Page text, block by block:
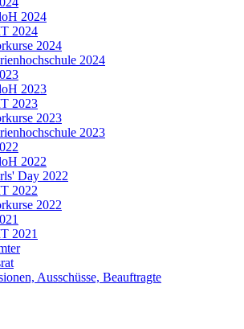
2024
2024
2024
2024
2023
2023
2023
2023
2022
Day 2022
2022
2022
2021
Ausschüsse, Beauftragte